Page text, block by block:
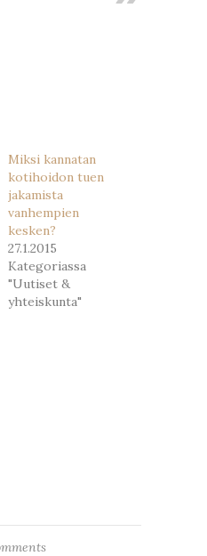
Miksi kannatan
kotihoidon tuen
jakamista
vanhempien
kesken?
27.1.2015
Kategoriassa
"Uutiset &
yhteiskunta"